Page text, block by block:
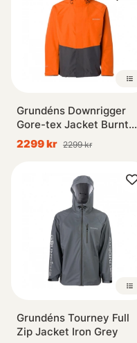
Grundéns Downrigger
Gore-tex Jacket Burnt
Orange
2299 kr 2299 kr
Grundéns Tourney Full
Zip Jacket Iron Grey